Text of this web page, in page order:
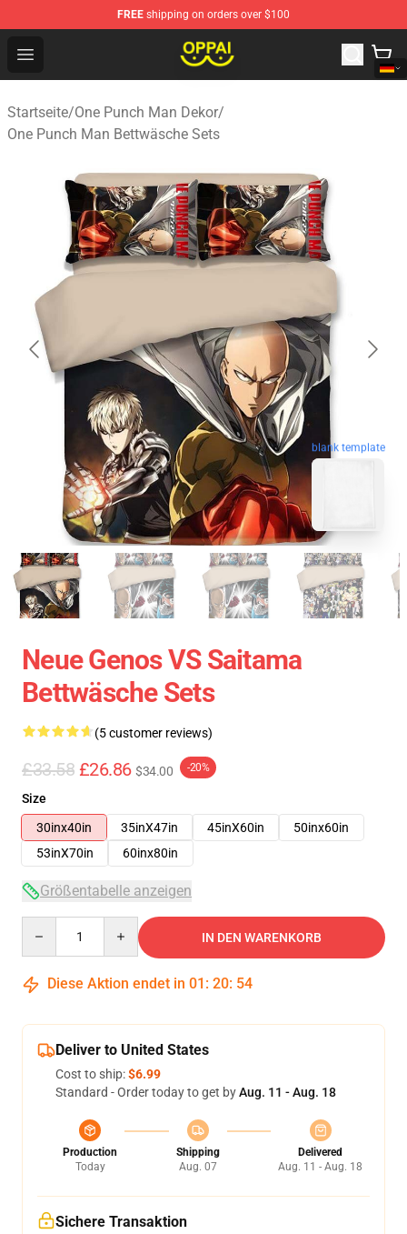
FREE shipping on orders over $100
Open menu
Oppai Store - Official Oppai Merchandise Shop
Startseite/One Punch Man Dekor/
One Punch Man Bettwäsche Sets
blank template
Neue Genos VS Saitama
Bettwäsche Sets
(5 customer reviews)
£33.58 £26.86 $34.00 -20%
Size
30inx40in
35inX47in 45inX60in
50inx60in
53inX70in
60inx80in
Größentabelle anzeigen
IN DEN WARENKORB
Diese Aktion endet in 01 : 20: 54
Deliver to United States
Cost to ship:$6.99
Standard - Order today to get byAug. 11 - Aug. 18
Production
Today
Shipping
Aug. 07
Delivered
Aug. 11 - Aug. 18
Sichere Transaktion